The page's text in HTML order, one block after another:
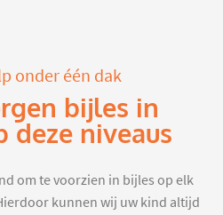
onder één dak
bijles in
deze niveaus
om te voorzien in bijles op elk
kunnen wij uw kind altijd